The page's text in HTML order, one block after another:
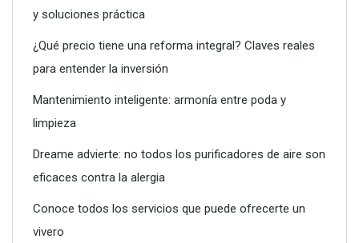
Conoce todos los servicios que puede ofrecerte un vivero
y soluciones práctica
¿Qué precio tiene una reforma integral? Claves reales
para entender la inversión
Mantenimiento inteligente: armonía entre poda y
limpieza
Dreame advierte: no todos los purificadores de aire son
eficaces contra la alergia
Conoce todos los servicios que puede ofrecerte un
vivero